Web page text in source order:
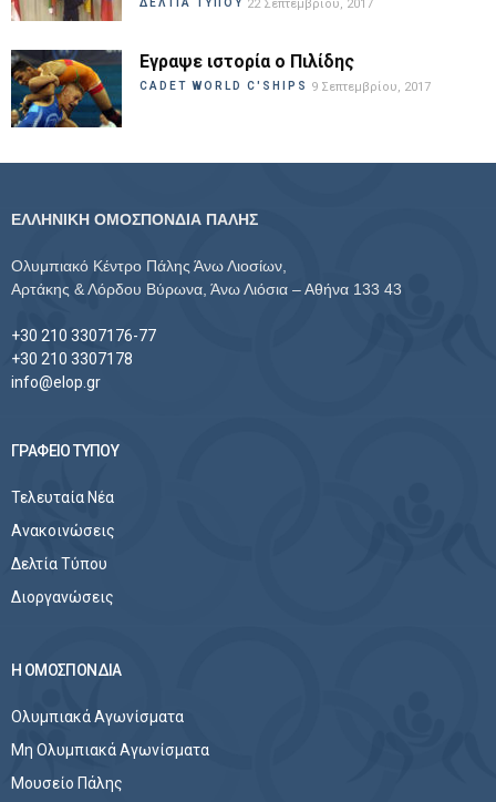
ΔΕΛΤΙΑ ΤΥΠΟΥ 22 Σεπτεμβρίου, 2017
Εγραψε ιστορία ο Πιλίδης
CADET WORLD C'SHIPS 9 Σεπτεμβρίου, 2017
ΕΛΛΗΝΙΚΗ ΟΜΟΣΠΟΝΔΙΑ ΠΑΛΗΣ
Ολυμπιακό Κέντρο Πάλης Άνω Λιοσίων,
Αρτάκης & Λόρδου Βύρωνα, Άνω Λιόσια – Αθήνα 133 43
+30 210 3307176-77
+30 210 3307178
info@elop.gr
ΓΡΑΦΕΙΟ ΤΥΠΟΥ
Τελευταία Νέα
Ανακοινώσεις
Δελτία Τύπου
Διοργανώσεις
Η ΟΜΟΣΠΟΝΔΙΑ
Ολυμπιακά Αγωνίσματα
Μη Ολυμπιακά Αγωνίσματα
Μουσείο Πάλης